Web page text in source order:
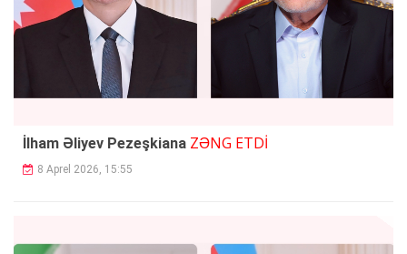
İlham Əliyev Pezeşkiana ZƏNG ETDİ
8 Aprel 2026, 15:55